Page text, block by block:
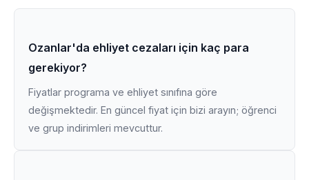
Ozanlar'da ehliyet cezaları için kaç para
gerekiyor?
Fiyatlar programa ve ehliyet sınıfına göre
değişmektedir. En güncel fiyat için bizi arayın; öğrenci
ve grup indirimleri mevcuttur.